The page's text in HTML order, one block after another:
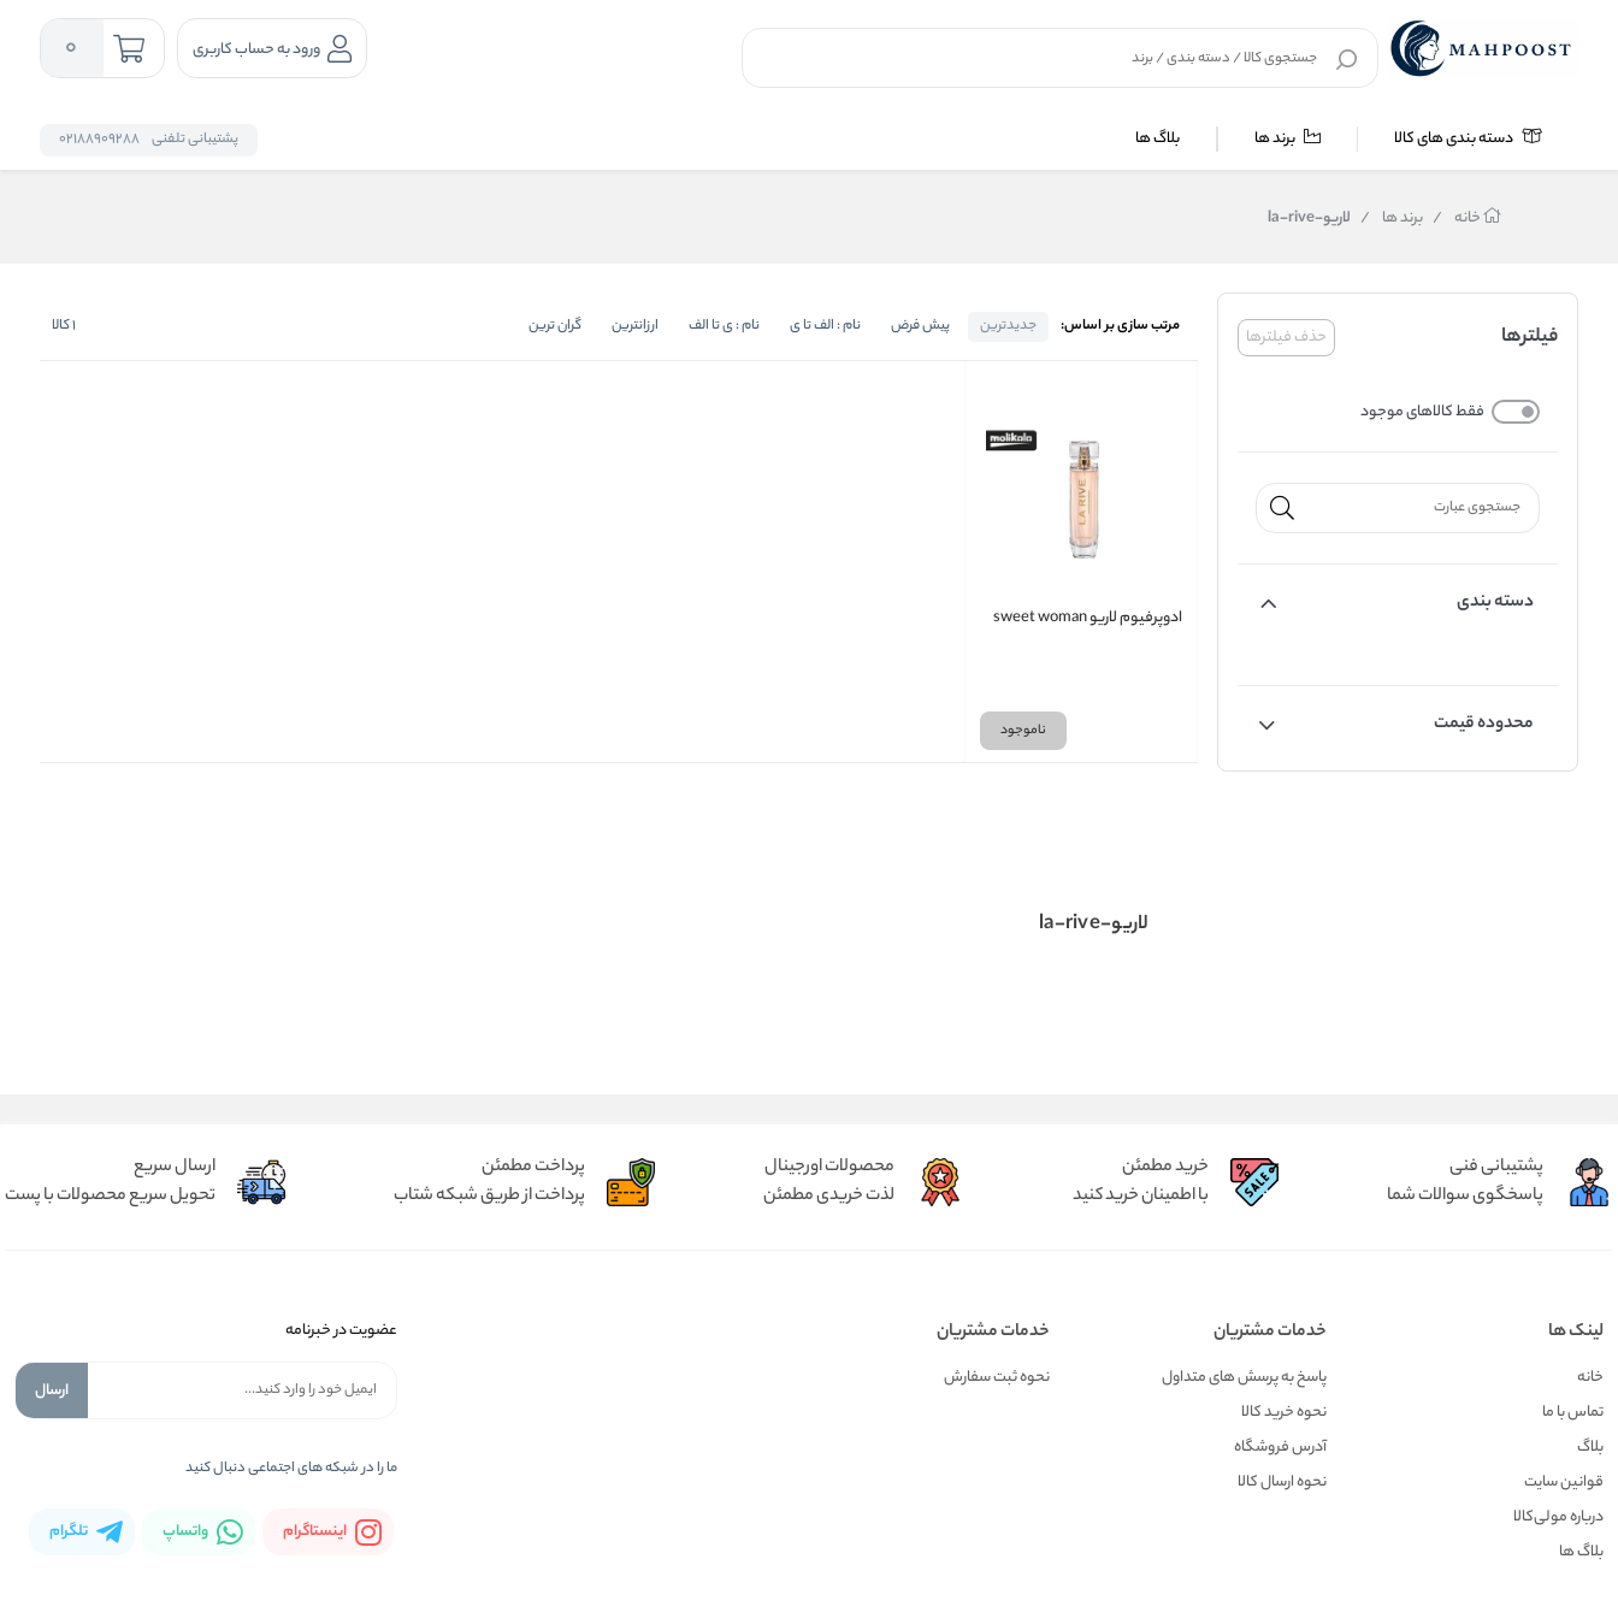
ورود به حساب کاربری 0
دسته بندی های کالا برند ها بلاگ ها پشتیبانی تلفنی 02188909288
خانه / برند ها / لاریو-la-rive
حذف فیلترها فیلترها
فقط کالاهای موجود
دسته بندی
محدوده قیمت
مرتب سازی بر اساس: جدیدترین پیش فرض نام : الف تا ی نام : ی تا الف ارزانترین گران ترین 1کالا
ادوپرفیوم لاریو sweet woman
ناموجود
لاریو-la-rive
پشتیبانی فنی
پاسخگوی سوالات شما
خرید مطمئن
با اطمینان خرید کنید
محصولات اورجینال
لذت خریدی مطمئن
پرداخت مطمئن
پرداخت از طریق شبکه شتاب
ارسال سریع
تحویل سریع محصولات با پست
لینک ها
خانه
تماس با ما
بلاگ
قوانین سایت
درباره مولی‌کالا
بلاگ ها
خدمات مشتریان
پاسخ به پرسش های متداول
نحوه خرید کالا
آدرس فروشگاه
نحوه ارسال کالا
خدمات مشتریان
نحوه ثبت سفارش
عضویت در خبرنامه
ارسال
ما را در شبكه های اجتماعی دنبال کنید
اینستاگرام واتساپ تلگرام